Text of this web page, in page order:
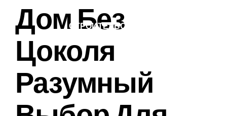
СТРОИТЕЛЬСТВО И
Дом Без
Цоколя
Разумный